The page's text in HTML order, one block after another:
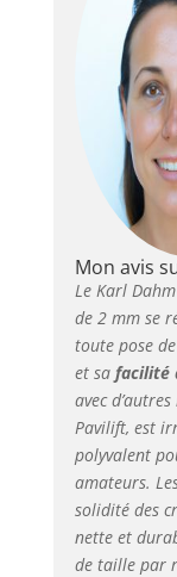
Mon avis
Le Karl
de 2 mm se
toute pose
et sa facilité
avec
Pavilift, est
polyvalent
amateurs.
solidité des
nette et
de taille par